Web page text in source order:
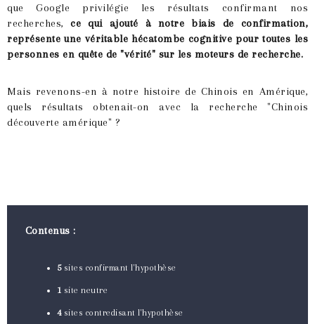
que Google privilégie les résultats confirmant nos
recherches,ce qui ajouté à notre biais de confirmation,
représente une véritable hécatombe cognitive pour toutes les
personnes en quête de "vérité" sur les moteurs de recherche.
Mais revenons-en à notre histoire de Chinois en Amérique,
quels résultats obtenait-on avec la recherche "Chinois
découverte amérique" ?
Contenus :
5sites confirmant l'hypothèse
1 site neutre
4sites contredisant l'hypothèse